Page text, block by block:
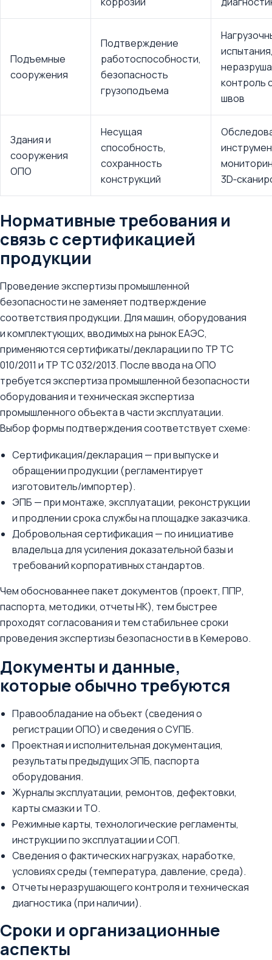
Подъемные
сооружения
Подтверждение
работоспособности,
безопасность
грузоподъема
контроль
швов
Здания и
сооружения
ОПО
Несущая
способность,
сохранность
конструкций
Нормативные требования и
связь с сертификацией
продукции
Проведение экспертизы промышленной
безопасности не заменяет подтверждение
соответствия продукции. Для машин, оборудования
и комплектующих, вводимых на рынок ЕАЭС,
применяются сертификаты/декларации по ТР ТС
010/2011 и ТР ТС 032/2013. После ввода на ОПО
требуется экспертиза промышленной безопасности
оборудования и техническая экспертиза
промышленного объекта в части эксплуатации.
Выбор формы подтверждения соответствует схеме:
Сертификация/декларация — при выпуске и
обращении продукции (регламентирует
изготовитель/импортер).
ЭПБ — при монтаже, эксплуатации, реконструкции
и продлении срока службы на площадке заказчика.
Добровольная сертификация — по инициативе
владельца для усиления доказательной базы и
требований корпоративных стандартов.
Чем обоснованнее пакет документов (проект, ППР,
паспорта, методики, отчеты НК), тем быстрее
проходят согласования и тем стабильнее сроки
проведения экспертизы безопасности в в Кемерово.
Документы и данные,
которые обычно требуются
Правообладание на объект (сведения о
регистрации ОПО) и сведения о СУПБ.
Проектная и исполнительная документация,
результаты предыдущих ЭПБ, паспорта
оборудования.
Журналы эксплуатации, ремонтов, дефектовки,
карты смазки и ТО.
Режимные карты, технологические регламенты,
инструкции по эксплуатации и СОП.
Сведения о фактических нагрузках, наработке,
условиях среды (температура, давление, среда).
Отчеты неразрушающего контроля и техническая
диагностика (при наличии).
Сроки и организационные
аспекты